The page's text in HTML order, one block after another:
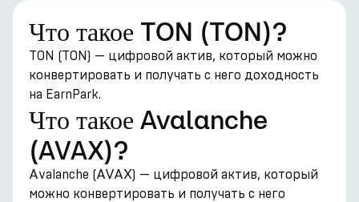
Что такое TON (TON)?
TON (TON) — цифровой актив, который можно
конвертировать и получать с него доходность
на EarnPark.
Что такое Avalanche
(AVAX)?
Avalanche (AVAX) — цифровой актив, который
можно конвертировать и получать с него